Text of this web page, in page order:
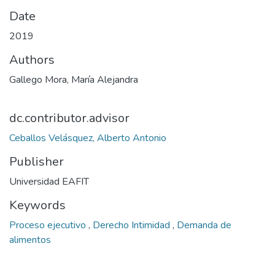
Date
2019
Authors
Gallego Mora, María Alejandra
dc.contributor.advisor
Ceballos Velásquez, Alberto Antonio
Publisher
Universidad EAFIT
Keywords
Proceso ejecutivo , Derecho Intimidad , Demanda de
alimentos